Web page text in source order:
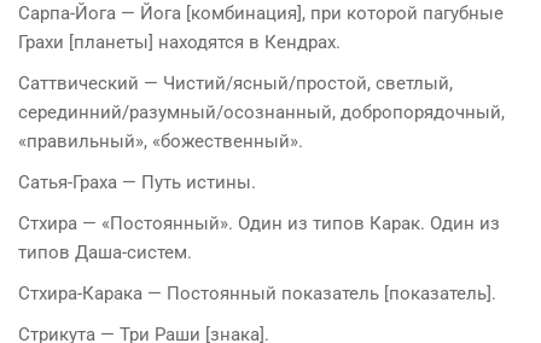
Сарпа-Йога — Йога [комбинация], при которой пагубные
Грахи [планеты] находятся в Кендрах.
Саттвический — Чистий/ясный/простой, светлый,
серединний/разумный/осознанный, добропорядочный,
«правильный», «божественный».
Сатья-Граха — Путь истины.
Стхира — «Постоянный». Один из типов Карак. Один из
типов Даша-систем.
Стхира-Карака — Постоянный показатель [показатель].
Стрикута — Три Раши [знака].